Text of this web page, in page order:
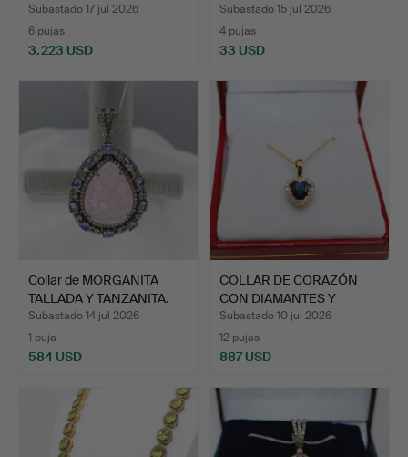
DE 2.…
Subastado 17 jul 2026
6 pujas
3.223 USD
Subastado 15 jul 2026
4 pujas
33 USD
Collar de MORGANITA
TALLADA Y TANZANITA.
Subastado 14 jul 2026
1 puja
584 USD
COLLAR DE CORAZÓN
CON DIAMANTES Y
ZAFIRO.
Subastado 10 jul 2026
12 pujas
887 USD